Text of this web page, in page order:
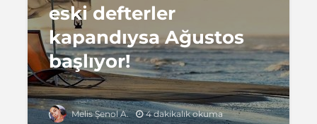
eski defterler
kapandıysa Ağustos
başlıyor!
Melis Şenol A. 4 dakikalık okuma